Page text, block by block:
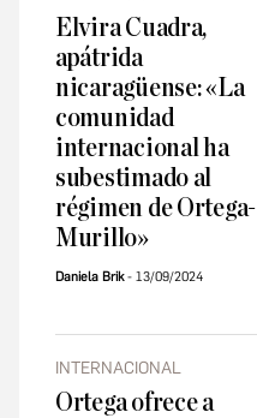
Elvira Cuadra,
apátrida
nicaragüense: «La
comunidad
internacional ha
subestimado al
régimen de Ortega-
Murillo»
Daniela Brik 13/09/2024
INTERNACIONAL
Ortega ofrece a